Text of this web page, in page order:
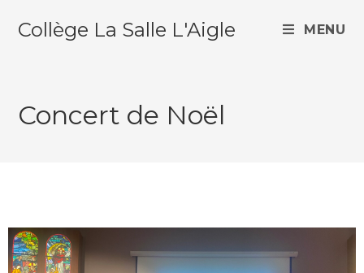
Collège La Salle L'Aigle MENU
Concert de Noël